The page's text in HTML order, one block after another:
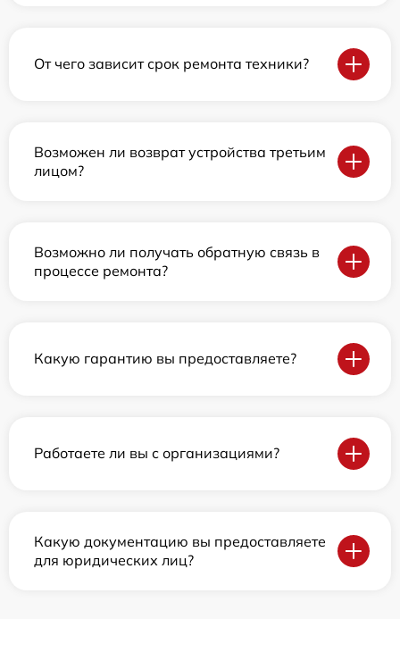
От чего зависит срок ремонта техники?
Возможен ли возврат устройства третьим
лицом?
Возможно ли получать обратную связь в
процессе ремонта?
Какую гарантию вы предоставляете?
Работаете ли вы с организациями?
Какую документацию вы предоставляете
для юридических лиц?